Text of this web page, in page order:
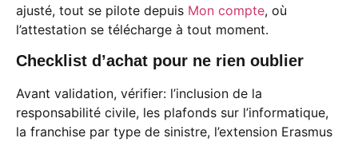
ajusté, tout se pilote depuis Mon compte, où
l’attestation se télécharge à tout moment.
Checklist d’achat pour ne rien oublier
Avant validation, vérifier: l’inclusion de la
responsabilité civile, les plafonds sur l’informatique,
la franchise par type de sinistre, l’extension Erasmus